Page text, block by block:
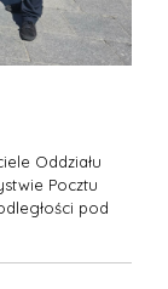
Oddziału
Pocztu
pod